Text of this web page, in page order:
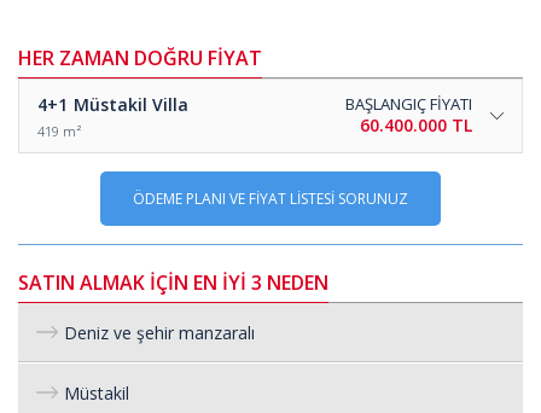
HER ZAMAN DOĞRU FİYAT
4+1 Müstakil Villa
419 m²
BAŞLANGIÇ FİYATI
60.400.000 TL
ÖDEME PLANI VE FİYAT LİSTESİ SORUNUZ
SATIN ALMAK İÇİN EN İYİ 3 NEDEN
Deniz ve şehir manzaralı
Müstakil